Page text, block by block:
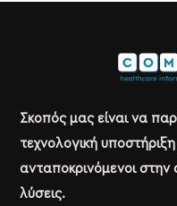
Σκοπός μας είναι να
τεχνολογική
ανταποκρινόμενοι
λύσεις.